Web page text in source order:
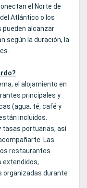
el Norte de
Atlántico o los
pueden alcanzar
según la duración, la
el alojamiento en
principales y
(agua, té, café y
incluidos.
tasas portuarias, así
Las
restaurantes
extendidos,
organizadas durante